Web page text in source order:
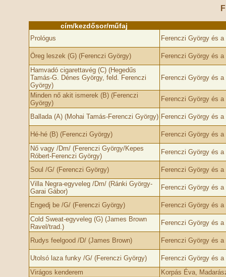
cím/kezdősor/műfaj
Prológus Ferenczi György és
Öreg leszek (G) (Ferenczi György)
Ferenczi György és
Hamvadó cigarettavég (C) (Hegedűs
Tamás-G. Dénes György, feld. Ferenczi
György)
Ferenczi György és
Minden nő akit ismerek (B) (Ferenczi
György)
Ferenczi György és
Ballada (A) (Mohai Tamás-Ferenczi György) Ferenczi György és
Hé-hé (B) (Ferenczi György)
Ferenczi György és
Nő vagy /Dm/ (Ferenczi György/Kepes
Róbert-Ferenczi György)
Ferenczi György és
Soul /G/ (Ferenczi György)
Ferenczi György és
Villa Negra-egyveleg /Dm/ (Ránki György-
Garai Gábor)
Ferenczi György és
Engedj be /G/ (Ferenczi György)
Ferenczi György és
Cold Sweat-egyveleg (G) (James Brown
Ravel/trad.)
Ferenczi György és
Rudy­s feelgood /D/ (James Brown) Ferenczi György és
Utolsó laza funky /G/ (Ferenczi György)
Ferenczi György és
Virágos kenderem
Korpás Éva,